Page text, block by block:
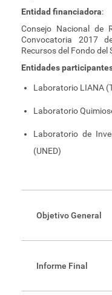
Entidad financiadora:
Consejo Nacional de
Convocatoria 2017
Recursos del Fondo del
Entidades
Laboratorio LIANA
Laboratorio
Laboratorio de
(UNED)
Objetivo General
fenómeno de
aneuploide y evaluar
experimentales del
Informe Final